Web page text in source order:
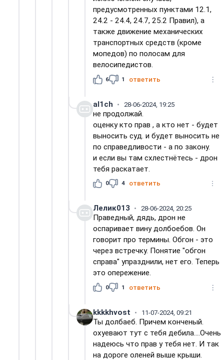
предусмотренных пунктами 12.1,
24.2 - 24.4, 24.7, 25.2 Правил), а
также движение механических
транспортных средств (кроме
мопедов) по полосам для
велосипедистов.
6 1 ответить
al1ch 28-06-2024, 19:25
не продолжай.
оценку кто прав , а кто нет - будет
выносить суд. и будет выносить не
по справедливости - а по закону.
и если вы там схлестнётесь - дрон
тебя раскатает.
0 4 ответить
Лелик013 28-06-2024, 20:25
Праведный, дядь, дрон не
оспаривает вину долбоебов. Он
говорит про термины. Обгон - это
через встречку. Понятие "обгон
справа" упразднили, нет его. Теперь
это опережение.
0 1 ответить
kkkkhvost 11-07-2024, 09:21
Ты долбаеб. Причем конченый.
охуевают тут с тебя дебила....Очень
надеюсь что прав у тебя нет. И так
на дороге оленей выше крыши.